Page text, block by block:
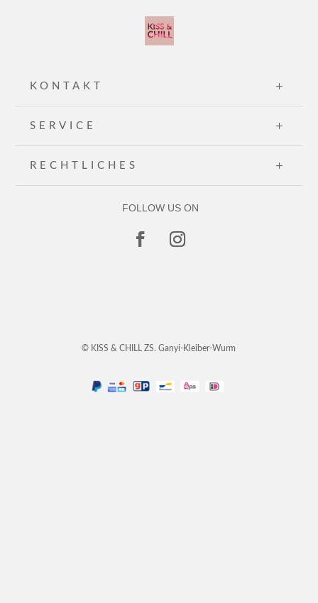
KONTAKT
SERVICE
RECHTLICHES
FOLLOW US ON
© KISS & CHILL ZS. Ganyi-Kleiber-Wurm